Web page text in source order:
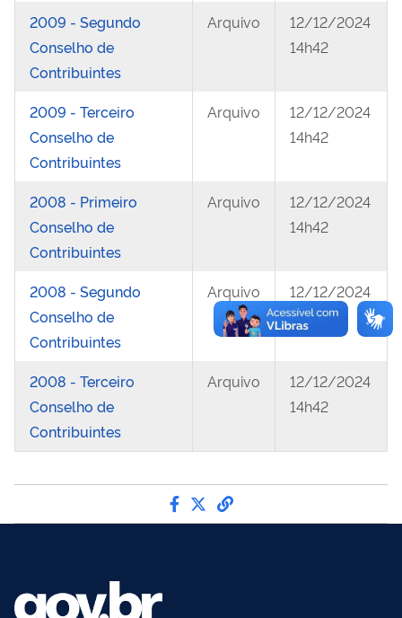
2009 - Segundo
Conselho de
Contribuintes
Arquivo
12/12/2024
14h42
2009 - Terceiro
Conselho de
Contribuintes
Arquivo
12/12/2024
14h42
2008 - Primeiro
Conselho de
Contribuintes
Arquivo
12/12/2024
14h42
2008 - Segundo
Conselho de
Contribuintes
Arquivo
12/12/2024
14h42
2008 - Terceiro
Conselho de
Contribuintes
Arquivo
12/12/2024
14h42
Compartilhe por Facebook
Compartilhe por Twitter
link para Copiar para